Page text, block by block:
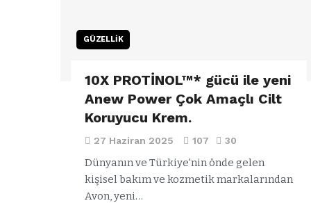
GÜZELLIK
10X PROTİNOL™* gücü ile yeni
Anew Power Çok Amaçlı Cilt
Koruyucu Krem.
27 Haziran 2025 107 30
Dünyanın ve Türkiye'nin önde gelen
kişisel bakım ve kozmetik markalarından
Avon, yeni…